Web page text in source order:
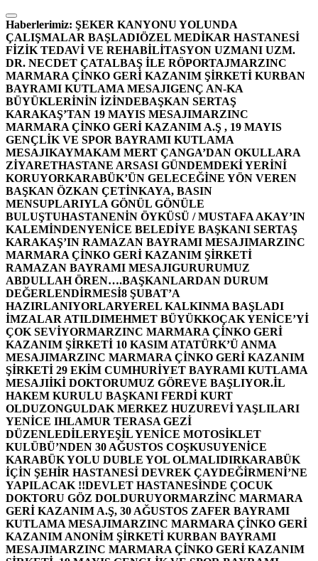
İçeriğe
atla
Haberlerimiz: ŞEKER KANYONU YOLUNDA
ÇALIŞMALAR BAŞLADIÖZEL MEDİKAR HASTANESİ
FİZİK TEDAVİ VE REHABİLİTASYON UZMANI UZM.
DR. NECDET ÇATALBAŞ İLE RÖPORTAJMARZINC
MARMARA ÇİNKO GERİ KAZANIM ŞİRKETİ KURBAN
BAYRAMI KUTLAMA MESAJIGENÇ AN-KA
BÜYÜKLERİNİN İZİNDEBAŞKAN SERTAŞ
KARAKAŞ’TAN 19 MAYIS MESAJIMARZINC
MARMARA ÇİNKO GERİ KAZANIM A.Ş , 19 MAYIS
GENÇLİK VE SPOR BAYRAMI KUTLAMA
MESAJIKAYMAKAM MERT ÇANGA’DAN OKULLARA
ZİYARETHASTANE ARSASI GÜNDEMDEKİ YERİNİ
KORUYORKARABÜK’ÜN GELECEĞİNE YÖN VEREN
BAŞKAN ÖZKAN ÇETİNKAYA, BASIN
MENSUPLARIYLA GÖNÜL GÖNÜLE
BULUŞTUHASTANENİN ÖYKÜSÜ / MUSTAFA AKAY’IN
KALEMİNDENYENİCE BELEDİYE BAŞKANI SERTAŞ
KARAKAŞ’IN RAMAZAN BAYRAMI MESAJIMARZINC
MARMARA ÇİNKO GERİ KAZANIM ŞİRKETİ
RAMAZAN BAYRAMI MESAJIGURURUMUZ
ABDULLAH ÖREN….BAŞKANLARDAN DURUM
DEĞERLENDİRMESİ8 ŞUBAT’A
HAZIRLANIYORLARYEREL KALKINMA BAŞLADI
İMZALAR ATILDIMEHMET BÜYÜKKOÇAK YENİCE’Yİ
ÇOK SEVİYORMARZINC MARMARA ÇİNKO GERİ
KAZANIM ŞİRKETİ 10 KASIM ATATÜRK’Ü ANMA
MESAJIMARZINC MARMARA ÇİNKO GERİ KAZANIM
ŞİRKETİ 29 EKİM CUMHURİYET BAYRAMI KUTLAMA
MESAJIİKİ DOKTORUMUZ GÖREVE BAŞLIYOR.İL
HAKEM KURULU BAŞKANI FERDİ KURT
OLDUZONGULDAK MERKEZ HUZUREVİ YAŞLILARI
YENİCE IHLAMUR TERASA GEZİ
DÜZENLEDİLERYEŞİL YENİCE MOTOSİKLET
KULÜBÜ’NDEN 30 AĞUSTOS COŞKUSUYENİCE
KARABÜK YOLU DUBLE YOL OLMALIDIRKARABÜK
İÇİN ŞEHİR HASTANESİ DEVREK ÇAYDEĞİRMENİ’NE
YAPILACAK !!DEVLET HASTANESİNDE ÇOCUK
DOKTORU GÖZ DOLDURUYORMARZİNC MARMARA
GERİ KAZANIM A.Ş, 30 AĞUSTOS ZAFER BAYRAMI
KUTLAMA MESAJIMARZINC MARMARA ÇİNKO GERİ
KAZANIM ANONİM ŞİRKETİ KURBAN BAYRAMI
MESAJIMARZINC MARMARA ÇİNKO GERİ KAZANIM